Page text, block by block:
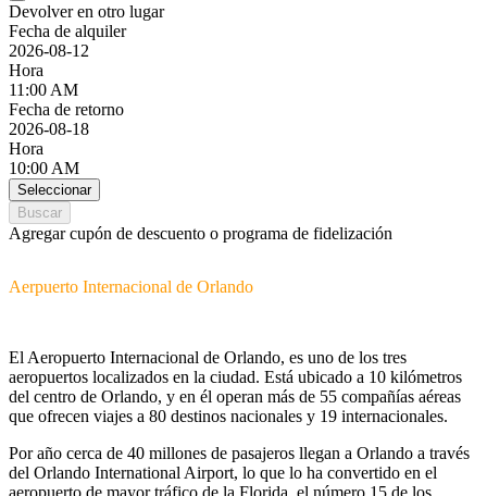
Devolver en otro lugar
Fecha de alquiler
2026-08-12
Hora
11:00 AM
Fecha de retorno
2026-08-18
Hora
10:00 AM
Seleccionar
Buscar
Agregar cupón de descuento o programa de fidelización
Aerpuerto Internacional de Orlando
El Aeropuerto Internacional de Orlando, es uno de los tres
aeropuertos localizados en la ciudad. Está ubicado a 10 kilómetros
del centro de Orlando, y en él operan más de 55 compañí­as aéreas
que ofrecen viajes a 80 destinos nacionales y 19 internacionales.
Por año cerca de 40 millones de pasajeros llegan a Orlando a través
del Orlando International Airport, lo que lo ha convertido en el